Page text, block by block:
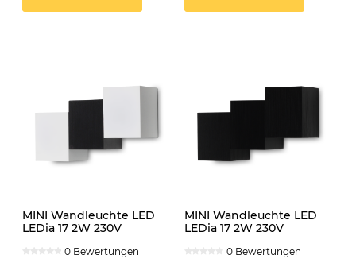
MINI Wandleuchte LED
LEDia 17 2W 230V
0 Bewertungen
MINI Wandleuchte LED
LEDia 17 2W 230V
0 Bewertungen